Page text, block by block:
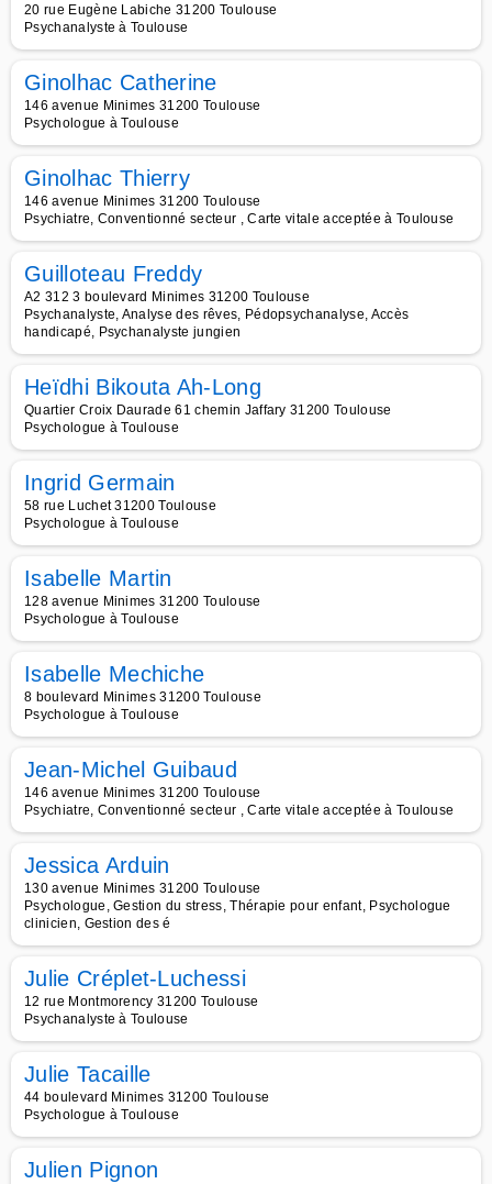
20 rue Eugène Labiche 31200 Toulouse
Psychanalyste à Toulouse
Ginolhac Catherine
146 avenue Minimes 31200 Toulouse
Psychologue à Toulouse
Ginolhac Thierry
146 avenue Minimes 31200 Toulouse
Psychiatre, Conventionné secteur , Carte vitale acceptée à Toulouse
Guilloteau Freddy
A2 312 3 boulevard Minimes 31200 Toulouse
Psychanalyste, Analyse des rêves, Pédopsychanalyse, Accès
handicapé, Psychanalyste jungien
Heïdhi Bikouta Ah-Long
Quartier Croix Daurade 61 chemin Jaffary 31200 Toulouse
Psychologue à Toulouse
Ingrid Germain
58 rue Luchet 31200 Toulouse
Psychologue à Toulouse
Isabelle Martin
128 avenue Minimes 31200 Toulouse
Psychologue à Toulouse
Isabelle Mechiche
8 boulevard Minimes 31200 Toulouse
Psychologue à Toulouse
Jean-Michel Guibaud
146 avenue Minimes 31200 Toulouse
Psychiatre, Conventionné secteur , Carte vitale acceptée à Toulouse
Jessica Arduin
130 avenue Minimes 31200 Toulouse
Psychologue, Gestion du stress, Thérapie pour enfant, Psychologue
clinicien, Gestion des é
Julie Créplet-Luchessi
12 rue Montmorency 31200 Toulouse
Psychanalyste à Toulouse
Julie Tacaille
44 boulevard Minimes 31200 Toulouse
Psychologue à Toulouse
Julien Pignon